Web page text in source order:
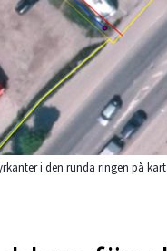
i den runda ringen på